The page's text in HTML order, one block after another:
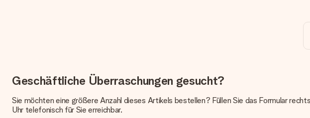
Wir möchten sicherstellen, dass du mit deinem Geschenk rundum zufrieden bist.
Welche Dateien kann ich hochladen?
wird dir gerne weitergeholfen, sodass du dein Geschenk gestalten kannst!
Geschäftliche Überraschungen gesucht?
Sie möchten eine größere Anzahl dieses Artikels bestellen? Füllen Sie das Formular
Uhr telefonisch für Sie erreichbar.